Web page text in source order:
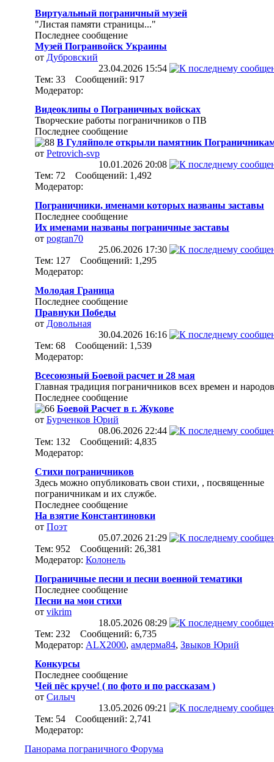
Виртуальный пограничный музей
"Листая памяти страницы..."
Последнее сообщение
Музей Погранвойск Украины
от Дубровский
23.04.2026 15:54
Тем: 33 Сообщений: 917
Модератор:
Видеоклипы о Пограничных войсках
Творческие работы пограничников о ПВ
Последнее сообщение
В Гуляйполе открыли памятник
от Petrovich-svp
10.01.2026 20:08
Тем: 72 Сообщений: 1,492
Модератор:
Пограничники, именами которых названы заставы
Последнее сообщение
Их именами названы пограничные заставы
от pogran70
25.06.2026 17:30
Тем: 127 Сообщений: 1,295
Модератор:
Молодая Граница
Последнее сообщение
Правнуки Победы
от Довольная
30.04.2026 16:16
Тем: 68 Сообщений: 1,539
Модератор:
Всесоюзный Боевой расчет и 28 мая
Главная традиция пограничников всех времен и
Последнее сообщение
Боевой Расчет в г. Жукове
от Бурченков Юрий
08.06.2026 22:44
Тем: 132 Сообщений: 4,835
Модератор:
Стихи пограничников
Здесь можно опубликовать свои стихи, , посвященные
пограничникам и их службе.
Последнее сообщение
На взятие Константиновки
от Поэт
05.07.2026 21:29
Тем: 952 Сообщений: 26,381
Модератор: Колонель
Пограничные песни и песни военной тематики
Последнее сообщение
Песни на мои стихи
от vikrim
18.05.2026 08:29
Тем: 232 Сообщений: 6,735
Модератор: ALX2000, амдерма84, Звыков Юрий
Конкурсы
Последнее сообщение
Чей пёс круче! ( по фото и по рассказам )
от Силыч
13.05.2026 09:21
Тем: 54 Сообщений: 2,741
Модератор:
Панорама пограничного Форума